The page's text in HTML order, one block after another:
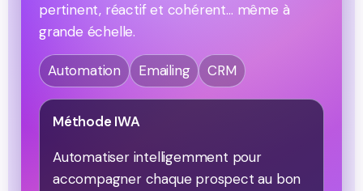
pertinent, réactif et cohérent… même à
grande échelle.
Automation Emailing CRM
Méthode IWA
Automatiser intelligemment pour
accompagner chaque prospect au bon